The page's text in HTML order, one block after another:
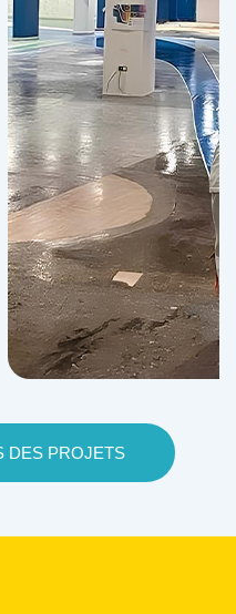
DES PROJETS